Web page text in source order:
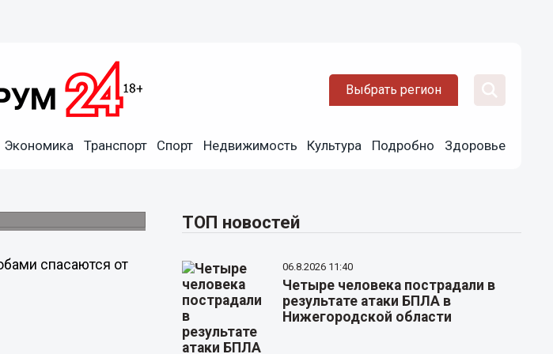
Выбрать регион
Экономика Транспорт Спорт Недвижимость Культура Подробно Здоровье
спасаются от
ТОП новостей
06.8.2026 11:40
Четыре человека пострадали в
результате атаки БПЛА в
Нижегородской области